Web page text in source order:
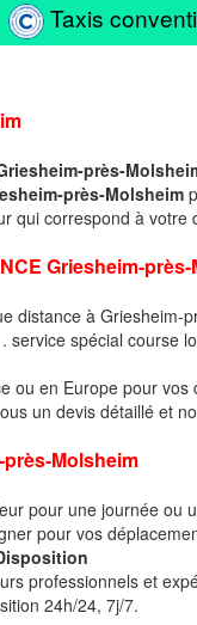
Taxis
près-
près-Molsheim
qui correspond à votre
Griesheim-
distance à
spécial course
ou en Europe pour
un devis détaillé et
près-Molsheim
pour une journée ou
pour vos
professionnels et
24h/24, 7j/7.